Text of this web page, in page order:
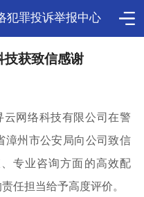
犯罪投诉举报中心
技获致信感谢
网络科技有限公司在警
漳州市公安局向公司致信
专业咨询方面的高效配
任担当给予高度评价。